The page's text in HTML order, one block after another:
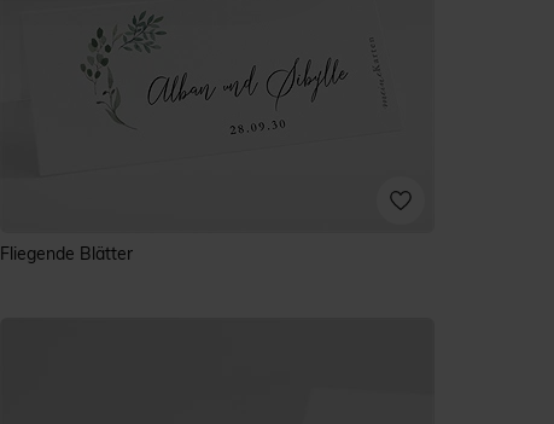
Fliegende Blätter